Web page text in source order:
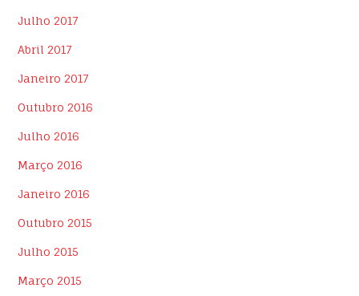
Julho 2017
Abril 2017
Janeiro 2017
Outubro 2016
Julho 2016
Março 2016
Janeiro 2016
Outubro 2015
Julho 2015
Março 2015